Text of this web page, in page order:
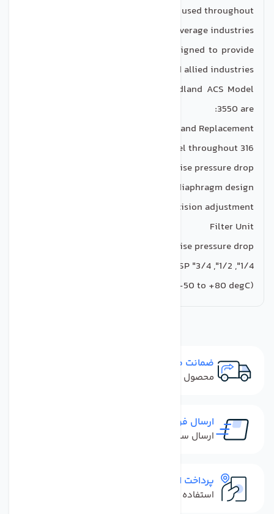
environments as well as being widely used throughout
the pharmaceutical and food & beverage industries.
The Midland ACS Model 3500 is designed to provide
clean air for offshore and allied industries.
Key features and benefits of the Midland ACS Model
3550 are:
Easy Installation, Repair and Replacement
316 Stainless steel throughout
Large flow paths minimise pressure drop
Rolling diaphragm design
Precision adjustment
Filter Unit
Large flow paths minimise pressure drop
1/4", 1/2", 3/4" NPT and BSP
Low temperature version available (-50 to +80 degC)
ضمانت مرجوعی
محصول نباید آسیب دیده باشد
ارسال فوری
ارسال سفارش در کمترین زمان ممکن
پرداخت امن
استفاده از روش‌های پرداخت امن